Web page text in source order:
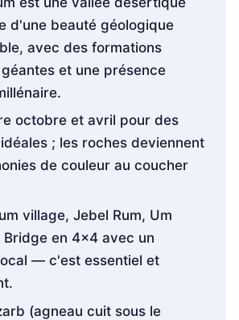
d'une beauté géologique
avec des formations
et une présence
octobre et avril pour des
; les roches deviennent
de couleur au coucher
village, Jebel Rum, Um
Bridge en 4x4 avec un
— c'est essentiel et
(agneau cuit sous le